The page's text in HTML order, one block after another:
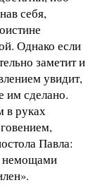
себя,
Однако если
заметит и
увидит,
им сделано.
в руках
Павла:
немощами